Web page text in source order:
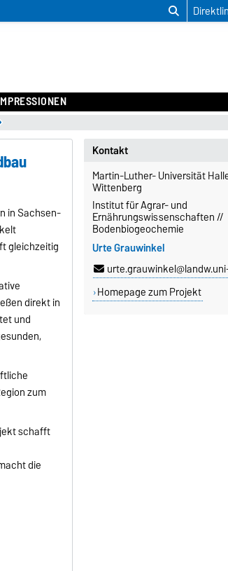
in Sachsen-
gleichzeitig
direkt in
und
zum
schafft
die
Kontakt
Martin-Luther- Universität
Wittenberg
Institut für Agrar- und
Ernährungswissenschaften //
Bodenbiogeochemie
Urte Grauwinkel
urte.grauwinkel@landw.uni-
Homepage zum Projekt